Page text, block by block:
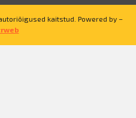
kaitstud. Powered by –